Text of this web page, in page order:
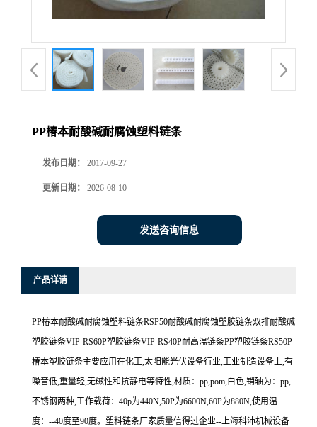
PP椿本耐酸碱耐腐蚀塑料链条
发布日期： 2017-09-27
更新日期： 2026-08-10
发送咨询信息
产品详请
PP椿本耐酸碱耐腐蚀塑料链条RSP50耐酸碱耐腐蚀塑胶链条双排耐酸碱
塑胶链条VIP-RS60P塑胶链条VIP-RS40P耐高温链条PP塑胶链条RS50P
椿本塑胶链条主要应用在化工,太阳能光伏设备行业,工业制造设备上,有
噪音低,重量轻,无磁性和抗静电等特性,材质：pp,pom,白色,销轴为：pp,
不锈钢两种,工作载荷：40p为440N,50P为6600N,60P为880N,使用温
度：--40度至90度。塑料链条厂家质量信得过企业--上海科沛机械设备